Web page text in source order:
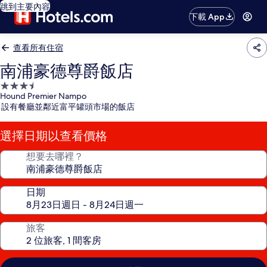
跳到主要內容
下載 App
查看所有住宿
南浦豪德尊爵飯店
3.5
星
級
住
宿
Hound Premier Nampo
設有餐廳並鄰近富平罐頭市場的飯店
選擇日期以查看價格
想要去哪裡？
日期
旅客